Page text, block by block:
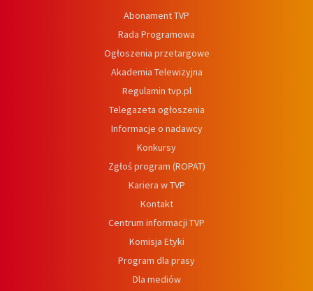
Abonament TVP
Rada Programowa
Ogłoszenia przetargowe
Akademia Telewizyjna
Regulamin tvp.pl
Telegazeta ogłoszenia
Informacje o nadawcy
Konkursy
Zgłoś program (ROPAT)
Kariera w TVP
Kontakt
Centrum informacji TVP
Komisja Etyki
Program dla prasy
Dla mediów